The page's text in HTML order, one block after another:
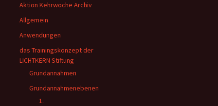
Aktion Kehrwoche Archiv
Allgemein
Anwendungen
das Trainingskonzept der
LICHTKERN Stiftung
Grundannahmen
Grundannahmenebenen
1.